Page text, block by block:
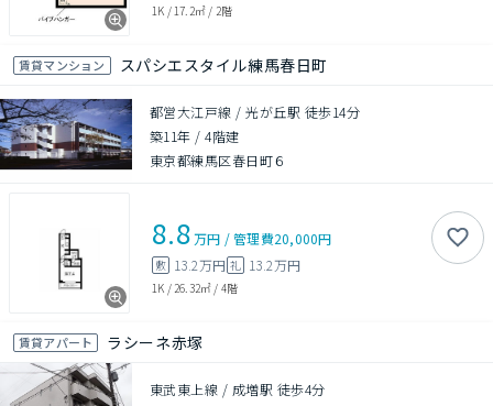
1K / 17.2㎡ / 2階
賃貸マンション スパシエスタイル練馬春日町
都営大江戸線 / 光が丘駅 徒歩14分
築11年 /4階建
東京都練馬区春日町６
8.8万円 /管理費20,000円
敷 13.2万円 礼 13.2万円
1K / 26.32㎡ / 4階
賃貸アパート ラシーネ赤塚
東武東上線 / 成増駅 徒歩4分